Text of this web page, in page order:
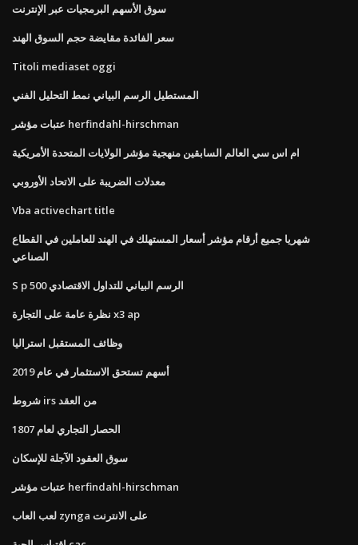
سوق الأسهم البرمجيات عبر الإنترنت
سعر الفائدة مقايضة حجم السوق الهند
Titoli mediaset oggi
المستطيل الرسم البياني نمط التحليل الفني
عتبات مؤشر herfindahl-hirschman
ام اس سي العالم السابقين منهجية مؤشر الولايات المتحدة الأمريكية
معدلات الضريبة على الاتحاد الأوروبي
Vba activechart title
شهريا جميع أرقام مؤشر أسعار المستهلك في الهند للعاملين في القطاع
الصناعي
S p 500 الرسم البياني للتداول الاقتصادي
نظرة عامة على التجارة x3 ap
وظائف المستقبل استراليا
أسهم تستحق الاستثمار في عام 2019
شروط irs من العقد
الحصار التجاري لعام 1807
سوق العقود الآجلة للإسكان
عتبات مؤشر herfindahl-hirschman
لعب العاب zynga على الانترنت